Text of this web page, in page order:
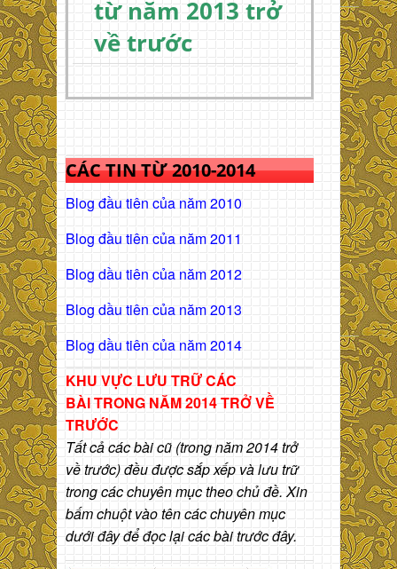
từ năm 2013 trở
về trước
CÁC TIN TỪ 2010-2014
Blog đầu tiên của năm 2010
Blog đầu tiên của năm 2011
Blog dầu tiên của năm 2012
Blog dầu tiên của năm 2013
Blog dầu tiên của năm 2014
KHU VỰC LƯU TRỮ CÁC
BÀITRONG NĂM 2014 TRỞ VỀ
TRƯỚC
Tất cả các bài cũ (trong năm 2014 trở
về trước) đều được sắp xếp và lưu trữ
trong các chuyên mục theo chủ đề. Xin
bấm chuột vào tên các chuyên mục
dưới đây để đọc lại các bài trước đây.